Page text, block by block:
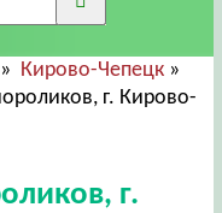
Кирово-Чепецк»
г. Кирово-
г.